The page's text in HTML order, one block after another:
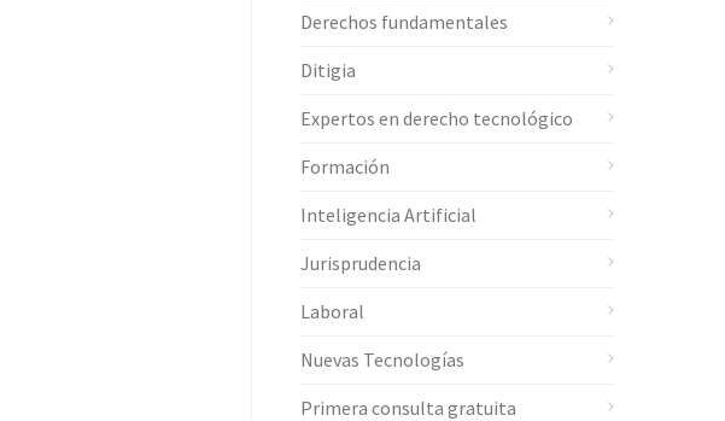
Derechos fundamentales
Ditigia
Expertos en derecho tecnológico
Formación
Inteligencia Artificial
Jurisprudencia
Laboral
Nuevas Tecnologías
Primera consulta gratuita